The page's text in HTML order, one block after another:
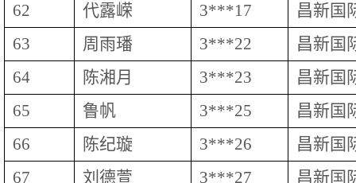
62
代露嵘 3***17
昌新国
63
周雨璠 3***22
昌新国
64
陈湘月 3***23
昌新国
65
鲁帆 3***25
昌新国
66
陈纪璇 3***26
昌新国
67
刘德萱 3***27 昌新国